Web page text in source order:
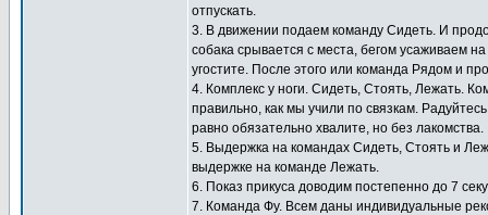
отпускать.
3. В движении подаем команду Сидеть. И
собака срывается с места, бегом усаживаем
угостите. После этого или команда Рядом и
4. Комплекс у ноги. Сидеть, Стоять, Лежать.
правильно, как мы учили по связкам.
равно обязательно хвалите, но без лакомства.
5. Выдержка на командах Сидеть, Стоять и
выдержке на команде Лежать.
6. Показ прикуса доводим постепенно до 7
7. Команда Фу. Всем даны индивидуальные